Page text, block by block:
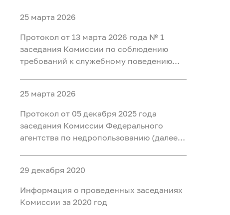
25 марта 2026
Протокол от 13 марта 2026 года № 1
заседания Комиссии по соблюдению
требований к служебному поведению
аппарата Федерального агентства по
недропользованию, федеральных
государственных гражданских
служащих территориальных органов
Федерального агентства по
недропользованию и работников
организаций, созданных для выполнения
Федеральным агентством по
недропользованию и урегулированию
25 марта 2026
Протокол от 05 декабря 2025 года
заседания Комиссии Федерального
агентства по недропользованию (далее –
государственных служащих и
работников организаций, созданных для
выполнения задач, поставленных перед
Роснедрами, и урегулированию
29 декабря 2020
Информация о проведенных заседаниях
Комиссии за 2020 год